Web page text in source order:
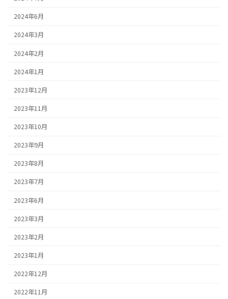
2024年6月
2024年3月
2024年2月
2024年1月
2023年12月
2023年11月
2023年10月
2023年9月
2023年8月
2023年7月
2023年6月
2023年3月
2023年2月
2023年1月
2022年12月
2022年11月